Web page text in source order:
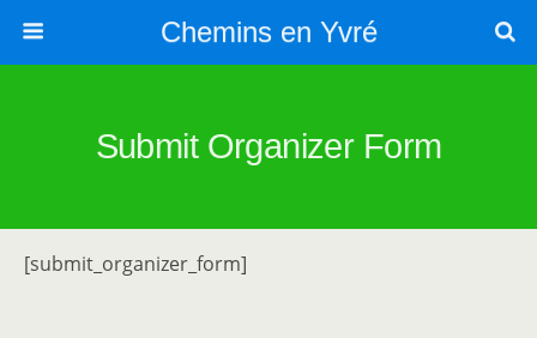
Chemins en Yvré
Submit Organizer Form
[submit_organizer_form]